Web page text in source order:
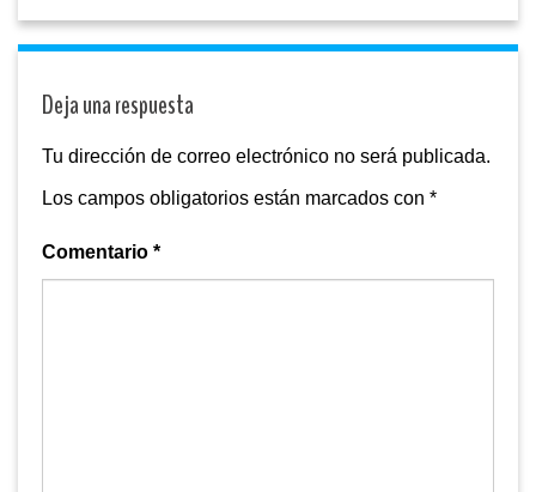
Deja una respuesta
Tu dirección de correo electrónico no será publicada.
Los campos obligatorios están marcados con *
Comentario *